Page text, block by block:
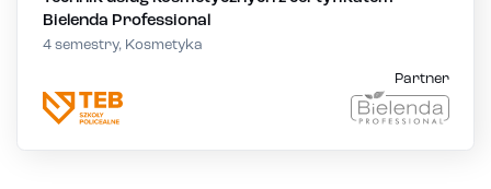
Bielenda Professional
4 semestry, Kosmetyka
Partner